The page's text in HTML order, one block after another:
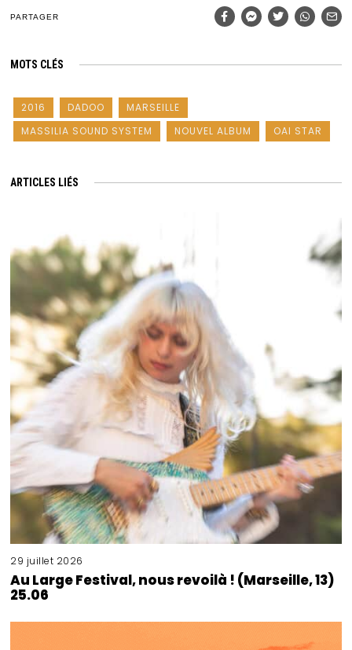
PARTAGER
MOTS CLÉS
2016 DADOO
MARSEILLE
MASSILIA SOUND SYSTEM
NOUVEL ALBUM OAI STAR
ARTICLES LIÉS
29 juillet 2026
Au Large Festival, nous revoilà ! (Marseille, 13)
25.06